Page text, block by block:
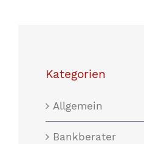
Kategorien
Allgemein
Bankberater